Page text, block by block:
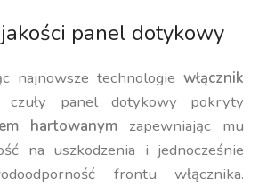
panel dotykowy
najnowsze technologie włącznik
czuły panel dotykowy pokryty
hartowanym zapewniając mu
na uszkodzenia i jednocześnie
frontu włącznika.